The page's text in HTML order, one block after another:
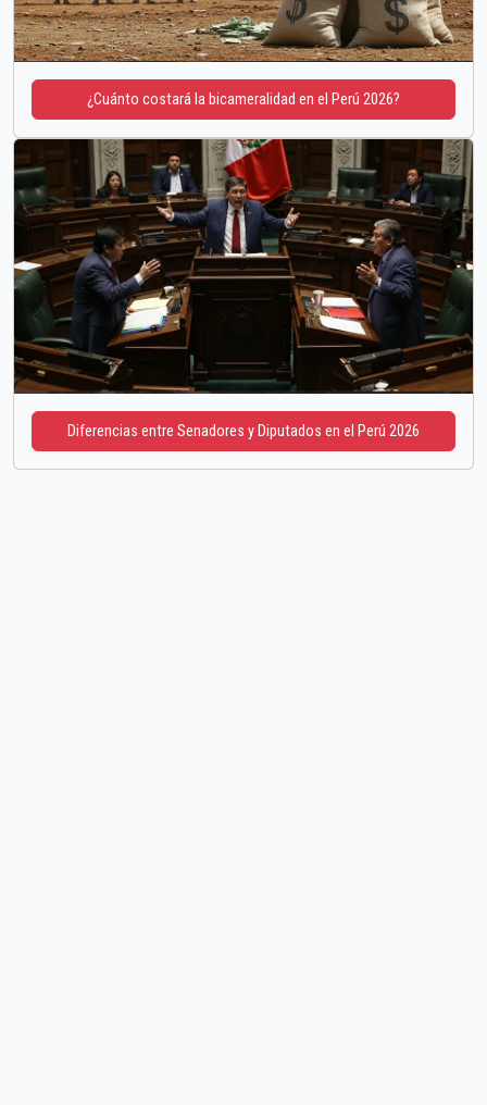
¿Cuánto costará la bicameralidad en el Perú 2026?
Diferencias entre Senadores y Diputados en el Perú 2026